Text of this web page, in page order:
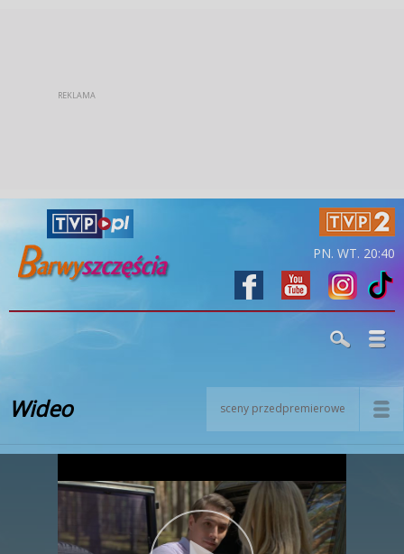
PN. WT. 20:40
Wideo sceny przedpremierowe